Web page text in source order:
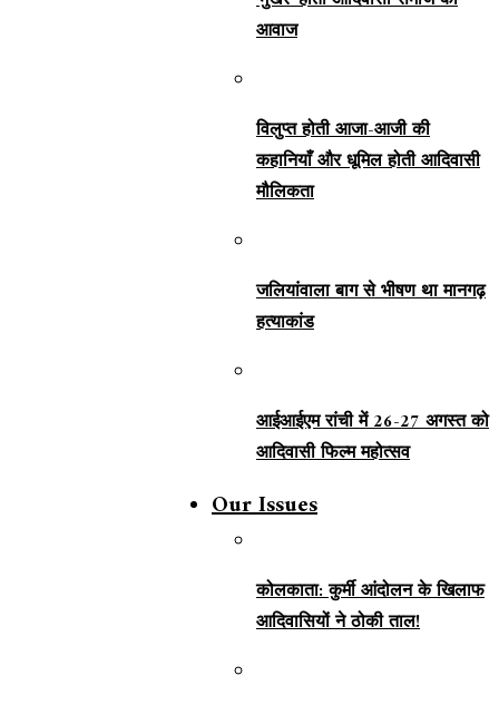
आवाज
विलुप्त होती आजा-आजी की
कहानियाँ और धूमिल होती आदिवासी
मौलिकता
जलियांवाला बाग से भीषण था मानगढ़
हत्याकांड
आईआईएम रांची में 26-27 अगस्त को
आदिवासी फिल्म महोत्सव
Our Issues
कोलकाता: कुर्मी आंदोलन के खिलाफ
आदिवासियों ने ठोकी ताल!